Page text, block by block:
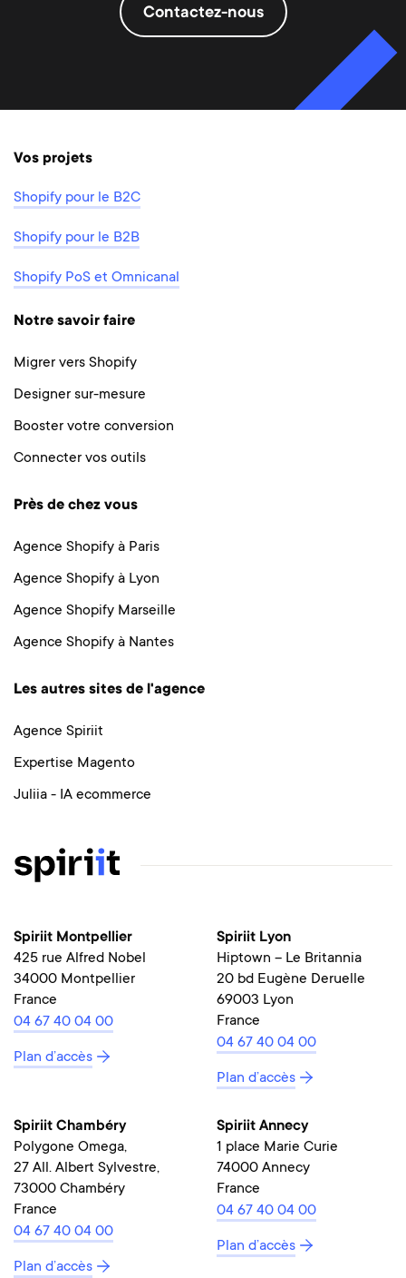
Contactez-nous
Vos projets
Shopify pour le B2C
Shopify pour le B2B
Shopify PoS et Omnicanal
Notre savoir faire
Migrer vers Shopify
Designer sur-mesure
Booster votre conversion
Connecter vos outils
Près de chez vous
Agence Shopify à Paris
Agence Shopify à Lyon
Agence Shopify Marseille
Agence Shopify à Nantes
Les autres sites de l'agence
Agence Spiriit
Expertise Magento
Juliia - IA ecommerce
Spiriit Montpellier
425 rue Alfred Nobel
34000 Montpellier
France
04 67 40 04 00
Plan d’accès
Spiriit Lyon
Hiptown – Le Britannia
20 bd Eugène Deruelle
69003 Lyon
France
04 67 40 04 00
Plan d’accès
Spiriit Chambéry
Polygone Omega,
27 All. Albert Sylvestre,
73000 Chambéry
France
04 67 40 04 00
Plan d’accès
Spiriit Annecy
1 place Marie Curie
74000 Annecy
France
04 67 40 04 00
Plan d’accès